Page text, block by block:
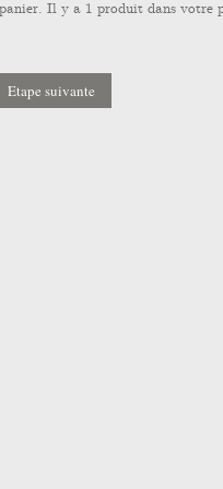
Il y a 1 produit dans votre
Etape suivante